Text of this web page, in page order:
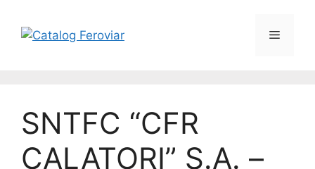
SNTFC “CFR
CALATORI” S.A. –